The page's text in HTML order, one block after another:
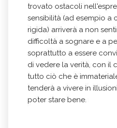
trovato ostacoli
sensibilità (ad esempio a
rigida) arriverà a non
difficoltà a sognare e a
soprattutto a essere
di vedere la verità, con il
tutto ciò che è
tenderà a vivere in
poter stare bene.